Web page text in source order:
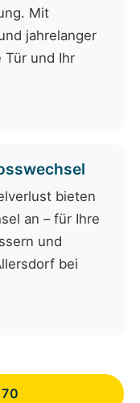
Mit
jahrelanger
Tür und Ihr
bieten
an – für Ihre
und
bei